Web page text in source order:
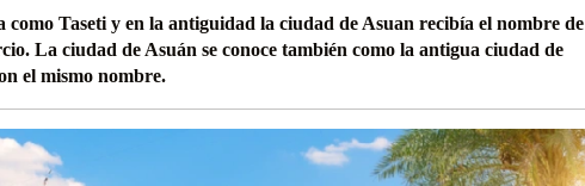
como Taseti y en la antiguidad la ciudad de Asuan recibía el nombre de
La ciudad de Asuán se conoce también como la antigua ciudad de
el mismo nombre.